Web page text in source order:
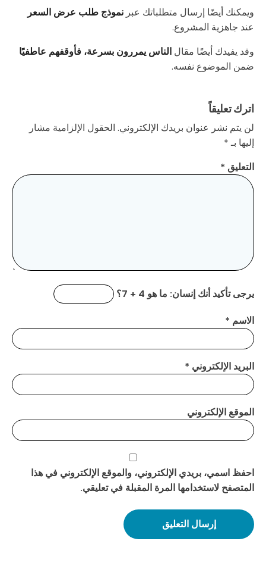
ويمكنك أيضًا إرسال متطلباتك عبر نموذج طلب عرض السعر
عند جاهزية المشروع.
وقد يفيدك أيضًا مقال الناس يمررون بسرعة، فأوقفهم عاطفيًا
ضمن الموضوع نفسه.
اترك تعليقاً
لن يتم نشر عنوان بريدك الإلكتروني. الحقول الإلزامية مشار
إليها بـ*
التعليق *
يرجى تأكيد أنك إنسان: ما هو 4 + 7؟
الاسم *
البريد الإلكتروني *
الموقع الإلكتروني
احفظ اسمي، بريدي الإلكتروني، والموقع الإلكتروني في هذا
المتصفح لاستخدامها المرة المقبلة في تعليقي.